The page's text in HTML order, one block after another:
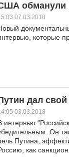
обманули
07.03.2018
которые
дал
03.03.2018
интервью
Он
Путина,
как